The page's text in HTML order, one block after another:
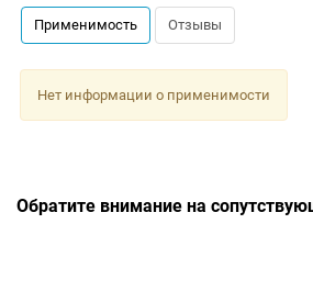
Применимость Отзывы
Нет информации о применимости
Обратите внимание на